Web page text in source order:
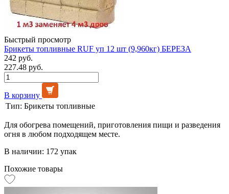
Быстрый просмотр
Брикеты топливные RUF уп 12 шт (9,960кг) БЕРЕЗА
242 руб.
227.48 руб.
В корзину
Тип: Брикеты топливные
Для обогрева помещений, приготовления пищи и разведения
огня в любом подходящем месте.
В наличии: 172 упак
Похожие товары